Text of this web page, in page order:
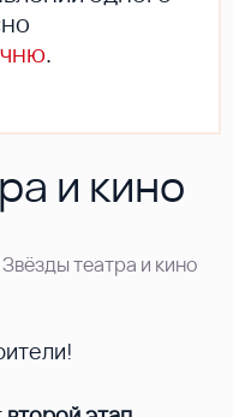
.
и кино
Звёзды театра и кино